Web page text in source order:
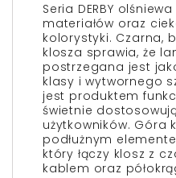
Seria DERBY
materiałów oraz
kolorystyki. Czarna,
klosza sprawia, że
postrzegana jest
klasy i wytwornego
jest produktem
świetnie
użytkowników. Góra
podłużnym
który łączy klosz z
kablem oraz